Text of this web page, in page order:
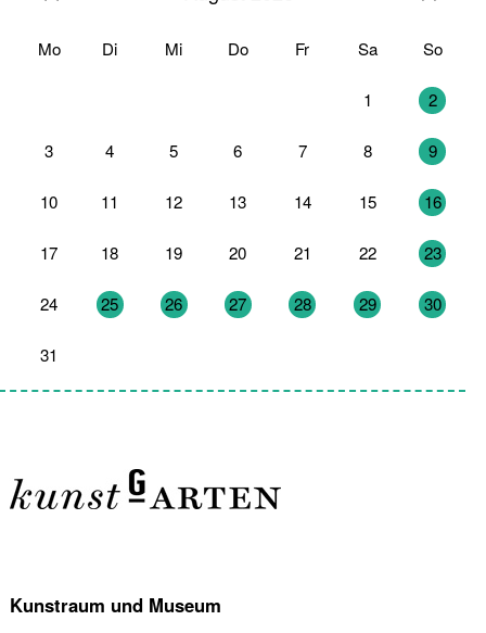
Mo Di Mi Do Fr Sa So
1 2
3 4 5 6 7 8 9
10 11 12 13 14 15 16
17 18 19 20 21 22 23
24 25 26 27 28 29 30
31
Kunstraum und Museum